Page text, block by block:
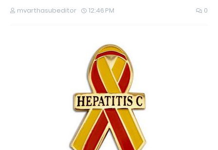
mvarthasubeditor 12:46 PM 0